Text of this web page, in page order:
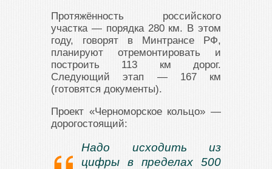
Протяжённость российского
участка — порядка 280 км. В этом
году, говорят в Минтрансе РФ,
планируют отремонтировать и
построить 113 км дорог.
Следующий этап — 167 км
(готовятся документы).
Проект «Черноморское кольцо» —
дорогостоящий:
Надо исходить из
цифры в пределах 500